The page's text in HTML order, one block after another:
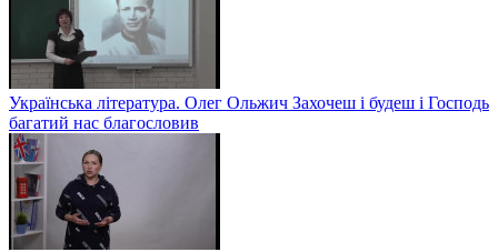
Українська література. Олег Ольжич Захочеш і будеш і Господь
багатий нас благословив